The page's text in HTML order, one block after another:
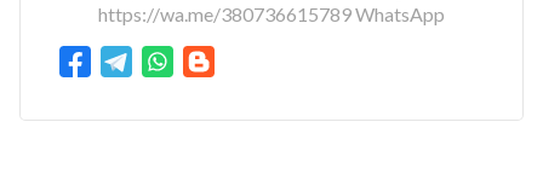
https://wa.me/380736615789 WhatsApp